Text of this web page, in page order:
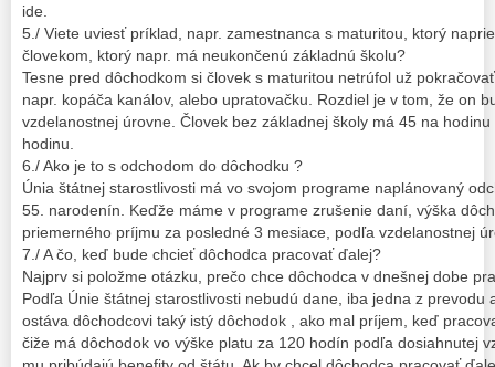
ide.
5./ Viete uviesť príklad, napr. zamestnanca s maturitou, ktorý
človekom, ktorý napr. má neukončenú základnú školu?
Tesne pred dôchodkom si človek s maturitou netrúfol už
napr. kopáča kanálov, alebo upratovačku. Rozdiel je v tom, že on
vzdelanostnej úrovne. Človek bez základnej školy má 45 na
hodinu.
6./ Ako je to s odchodom do dôchodku ?
Únia štátnej starostlivosti má vo svojom programe naplánovaný
55. narodenín. Keďže máme v programe zrušenie daní, výška
priemerného príjmu za posledné 3 mesiace, podľa vzdelanostnej
7./ A čo, keď bude chcieť dôchodca pracovať ďalej?
Najprv si položme otázku, prečo chce dôchodca v dnešnej dobe
Podľa Únie štátnej starostlivosti nebudú dane, iba jedna z prevodu
ostáva dôchodcovi taký istý dôchodok , ako mal príjem, keď
čiže má dôchodok vo výške platu za 120 hodín podľa dosiahnutej